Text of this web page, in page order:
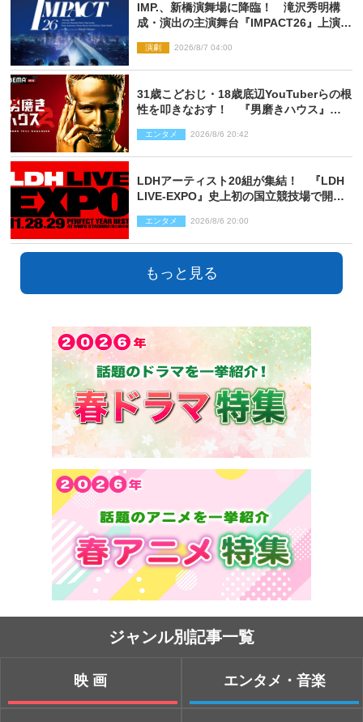
IMP.、新橋演舞場に降臨！ 滝沢秀明構
成・演出の主演舞台『IMPACT26』上演決
演劇 2026/8/7 04:00
31歳こどおじ・18歳底辺YouTuberらの根
性を叩きなおす！ 『男磨きハウス』第2
エンタメ 2026/8/6 20:42
LDHアーティスト20組が集結！ 『LDH
LIVE‐EXPO』史上初の国立競技場で開催
エンタメ 2026/8/6 20:00
もっと見る
ジャンル別記事一覧
映画 エンタメ・音楽